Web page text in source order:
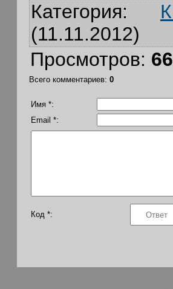
Категория:
(11.11.2012)
Просмотров:
Всего комментариев: 0
Имя *:
Email *:
Код *: